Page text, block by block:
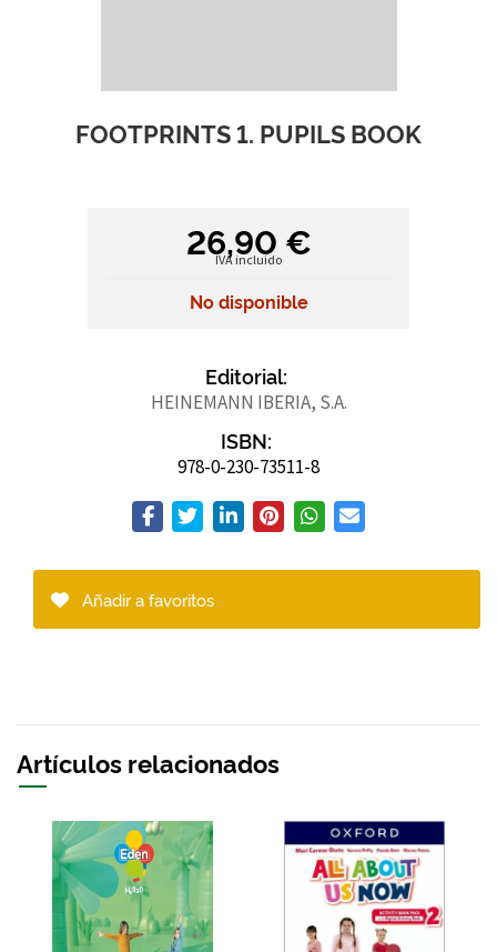
FOOTPRINTS 1. PUPILS BOOK
26,90 €
IVA incluido
No disponible
Editorial:
HEINEMANN IBERIA, S.A.
ISBN:
978-0-230-73511-8
Añadir a favoritos
Artículos relacionados